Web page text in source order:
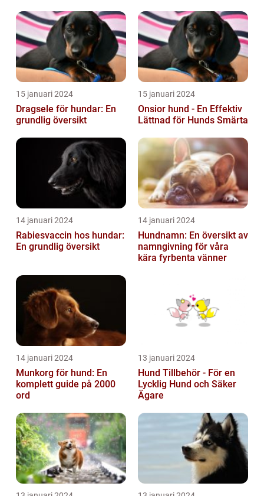
15 januari 2024
Dragsele för hundar: En
grundlig översikt
15 januari 2024
Onsior hund - En Effektiv
Lättnad för Hunds Smärta
14 januari 2024
Rabiesvaccin hos hundar:
En grundlig översikt
14 januari 2024
Hundnamn: En översikt av
namngivning för våra
kära fyrbenta vänner
14 januari 2024
Munkorg för hund: En
komplett guide på 2000
ord
13 januari 2024
Hund Tillbehör - För en
Lycklig Hund och Säker
Ägare